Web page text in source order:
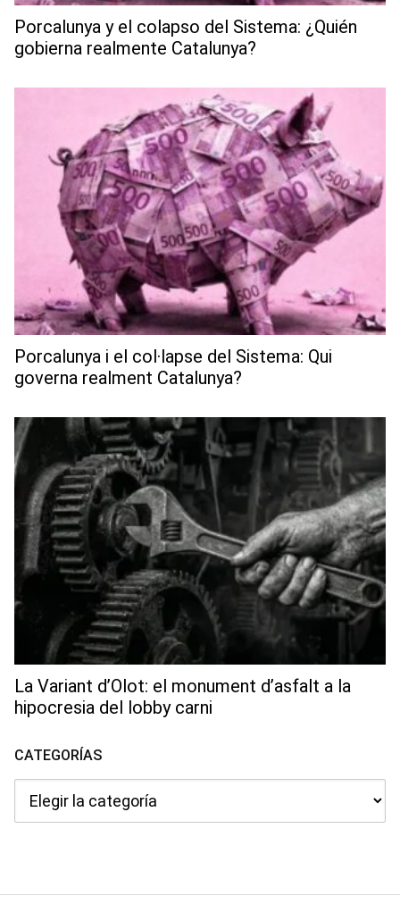
Porcalunya y el colapso del Sistema: ¿Quién
gobierna realmente Catalunya?
Porcalunya i el col·lapse del Sistema: Qui
governa realment Catalunya?
La Variant d’Olot: el monument d’asfalt a la
hipocresia del lobby carni
CATEGORÍAS